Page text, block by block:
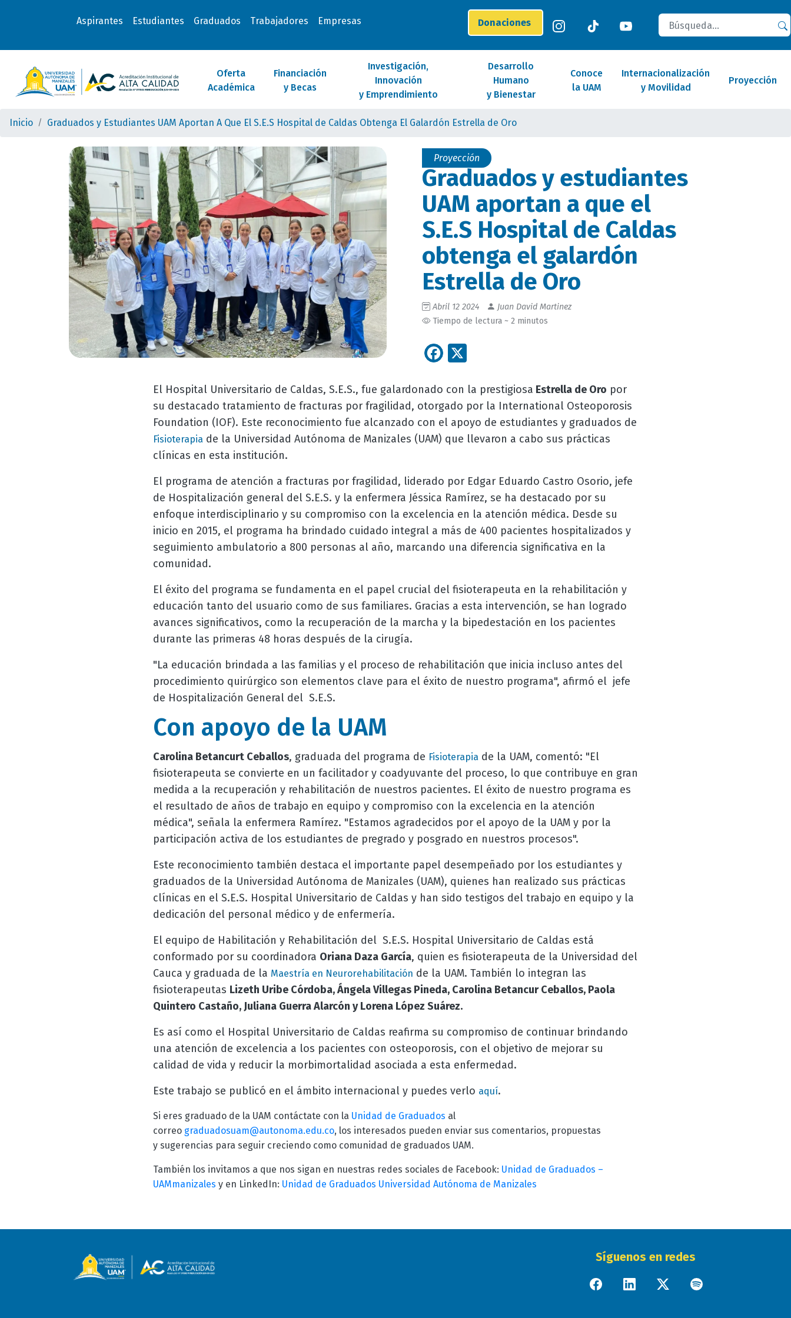
Aspirantes Estudiantes Graduados Trabajadores Empresas Donaciones
Buscar
Oferta
Académica
Financiación
y Becas
Investigación,
Innovación
y Emprendimiento
Desarrollo
Humano
y Bienestar
Conoce
la UAM
Internacionalización
y Movilidad
Proyección
Inicio Graduados y Estudiantes UAM Aportan A Que El S.E.S Hospital de Caldas Obtenga El Galardón Estrella de Oro
Proyección
Graduados y estudiantes
UAM aportan a que el
S.E.S Hospital de Caldas
obtenga el galardón
Estrella de Oro
Abril 12 2024
Juan David Martinez
Tiempo de lectura ~ 2 minutos
Facebook
El Hospital Universitario de Caldas, S.E.S., fue galardonado con la prestigiosa Estrella de Oro por
su destacado tratamiento de fracturas por fragilidad, otorgado por la International Osteoporosis
Foundation (IOF). Este reconocimiento fue alcanzado con el apoyo de estudiantes y graduados de
Fisioterapiade la Universidad Autónoma de Manizales (UAM) que llevaron a cabo sus prácticas
clínicas en esta institución.
El programa de atención a fracturas por fragilidad, liderado por Edgar Eduardo Castro Osorio, jefe
de Hospitalización general del S.E.S. y la enfermera Jéssica Ramírez, se ha destacado por su
enfoque interdisciplinario y su compromiso con la excelencia en la atención médica. Desde su
inicio en 2015, el programa ha brindado cuidado integral a más de 400 pacientes hospitalizados y
seguimiento ambulatorio a 800 personas al año, marcando una diferencia significativa en la
comunidad.
El éxito del programa se fundamenta en el papel crucial del fisioterapeuta en la rehabilitación y
educación tanto del usuario como de sus familiares. Gracias a esta intervención, se han logrado
avances significativos, como la recuperación de la marcha y la bipedestación en los pacientes
durante las primeras 48 horas después de la cirugía.
"La educación brindada a las familias y el proceso de rehabilitación que inicia incluso antes del
procedimiento quirúrgico son elementos clave para el éxito de nuestro programa", afirmó el jefe
de Hospitalización General del S.E.S.
Con apoyo de la UAM
Carolina Betancurt Ceballos, graduada del programa de Fisioterapiade la UAM, comentó: "El
fisioterapeuta se convierte en un facilitador y coadyuvante del proceso, lo que contribuye en gran
medida a la recuperación y rehabilitación de nuestros pacientes. El éxito de nuestro programa es
el resultado de años de trabajo en equipo y compromiso con la excelencia en la atención
médica", señala la enfermera Ramírez. "Estamos agradecidos por el apoyo de la UAM y por la
participación activa de los estudiantes de pregrado y posgrado en nuestros procesos".
Este reconocimiento también destaca el importante papel desempeñado por los estudiantes y
graduados de la Universidad Autónoma de Manizales (UAM), quienes han realizado sus prácticas
clínicas en el S.E.S. Hospital Universitario de Caldas y han sido testigos del trabajo en equipo y la
dedicación del personal médico y de enfermería.
El equipo de Habilitación y Rehabilitación del S.E.S. Hospital Universitario de Caldas está
conformado por su coordinadora Oriana Daza García, quien es fisioterapeuta de la Universidad del
Cauca y graduada de la Maestría en Neurorehabilitación de la UAM. También lo integran las
fisioterapeutas Lizeth Uribe Córdoba, Ángela Villegas Pineda, Carolina Betancur Ceballos, Paola
Quintero Castaño, Juliana Guerra Alarcón y Lorena López Suárez.
Es así como el Hospital Universitario de Caldas reafirma su compromiso de continuar brindando
una atención de excelencia a los pacientes con osteoporosis, con el objetivo de mejorar su
calidad de vida y reducir la morbimortalidad asociada a esta enfermedad.
Este trabajo se publicó en el ámbito internacional y puedes verlo aquí.
Si eres graduado de la UAM contáctate con la Unidad de Graduados al
correo graduadosuam@autonoma.edu.co, los interesados pueden enviar sus comentarios, propuestas
y sugerencias para seguir creciendo como comunidad de graduados UAM.
También los invitamos a que nos sigan en nuestras redes sociales de Facebook: Unidad de Graduados –
UAMmanizales y en LinkedIn: Unidad de Graduados Universidad Autónoma de Manizales
Síguenos en redes